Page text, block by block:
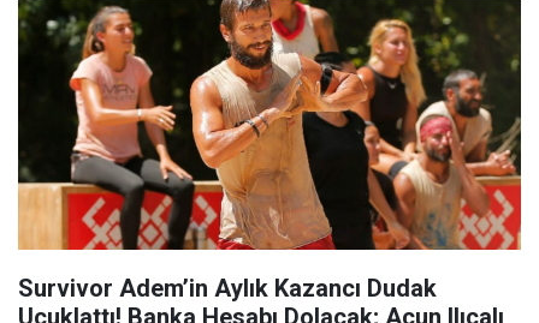
Survivor Adem’in Aylık Kazancı Dudak
Uçuklattı! Banka Hesabı Dolacak; Acun Ilıcalı